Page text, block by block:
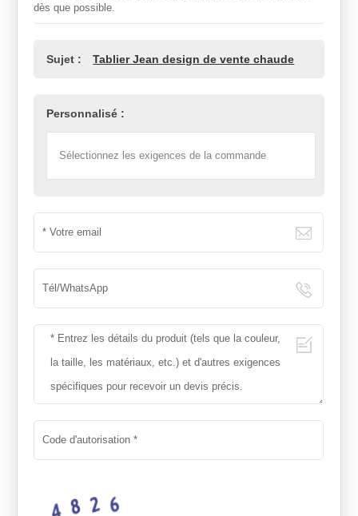
dès que possible.
Sujet : Tablier Jean design de vente chaude
Personnalisé :